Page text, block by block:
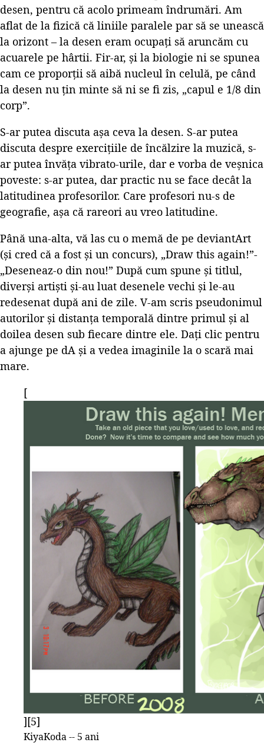
desen, pentru că acolo primeam îndrumări. Am
aflat de la fizică că liniile paralele par să se unească
la orizont – la desen eram ocupați să aruncăm cu
acuarele pe hârtii. Fir-ar, și la biologie ni se spunea
cam ce proporții să aibă nucleul în celulă, pe când
la desen nu țin minte să ni se fi zis, „capul e 1/8 din
corp”.
S-ar putea discuta așa ceva la desen. S-ar putea
discuta despre exercițiile de încălzire la muzică, s-
ar putea învăța vibrato-urile, dar e vorba de veșnica
poveste: s-ar putea, dar practic nu se face decât la
latitudinea profesorilor. Care profesori nu-s de
geografie, așa că rareori au vreo latitudine.
Până una-alta, vă las cu o memă de pe deviantArt
(și cred că a fost și un concurs), „Draw this again!”-
„Deseneaz-o din nou!” După cum spune și titlul,
diverși artiști și-au luat desenele vechi și le-au
redesenat după ani de zile. V-am scris pseudonimul
autorilor și distanța temporală dintre primul și al
doilea desen sub fiecare dintre ele. Dați clic pentru
a ajunge pe dA și a vedea imaginile la o scară mai
mare.
[
][5]
KiyaKoda -- 5 ani